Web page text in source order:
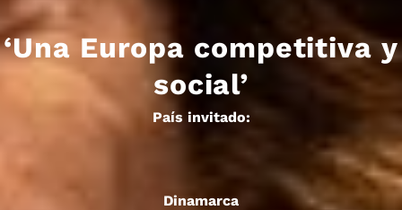
‘Una Europa competitiva y
social’
País invitado:
Dinamarca